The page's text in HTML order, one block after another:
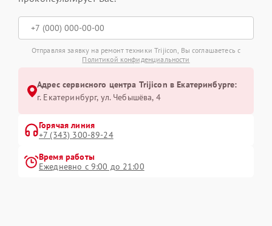
Отправляя заявку на ремонт техники Trijicon, Вы соглашаетесь с
Политикой конфиденциальности
Адрес сервисного центра Trijicon в Екатеринбурге:
г. Екатеринбург, ул. Чебышёва, 4
Горячая линия
+7 (343) 300-89-24
Время работы
Ежедневно с 9:00 до 21:00